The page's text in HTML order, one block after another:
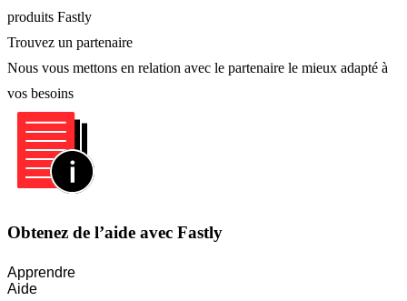
produits Fastly
Trouvez un partenaire
Nous vous mettons en relation avec le partenaire le mieux adapté à
vos besoins
Obtenez de l’aide avec Fastly
Apprendre
Aide